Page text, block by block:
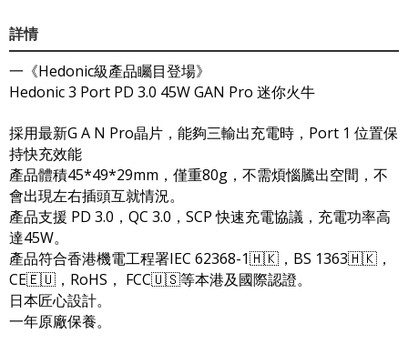
詳情
一《Hedonic級產品矚目登場》
Hedonic 3 Port PD 3.0 45W GAN Pro 迷你火牛
採用最新G A N Pro晶片，能夠三輸出充電時，Port 1 位置保
持快充效能
產品體積45*49*29mm，僅重80g，不需煩惱騰出空間，不
會出現左右插頭互就情況。
產品支援 PD 3.0，QC 3.0，SCP 快速充電協議，充電功率高
達45W。
產品符合香港機電工程署IEC 62368-1🇭🇰，BS 1363🇭🇰，
CE🇪🇺，RoHS， FCC🇺🇸等本港及國際認證。
日本匠心設計。
一年原廠保養。